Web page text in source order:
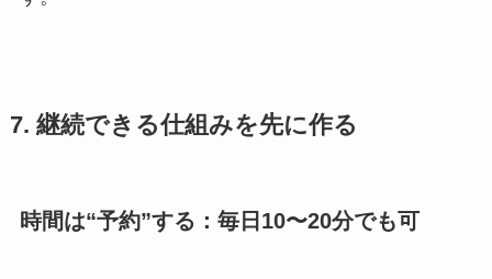
7. 継続できる仕組みを先に作る
時間は“予約”する：毎日10〜20分でも可